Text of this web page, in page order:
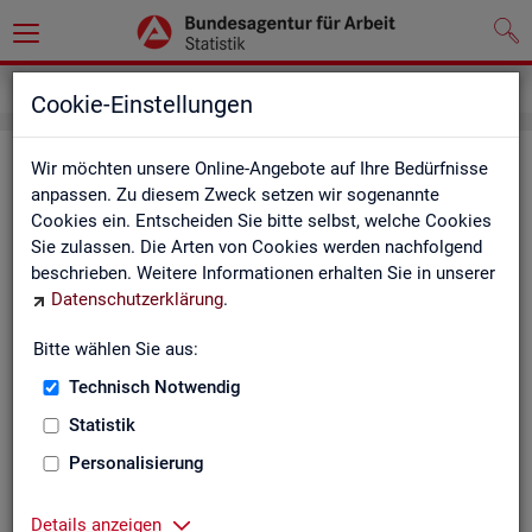
Cookie-Einstellungen
Wir möchten unsere Online-Angebote auf Ihre Bedürfnisse
anpassen. Zu diesem Zweck setzen wir sogenannte
Cookies ein. Entscheiden Sie bitte selbst, welche Cookies
Sie zulassen. Die Arten von Cookies werden nachfolgend
beschrieben. Weitere Informationen erhalten Sie in unserer
Datenschutzerklärung.
Bitte wählen Sie aus:
Technisch Notwendig
Statistik
Personalisierung
Details anzeigen
Kon­takt
Nut­zen Sie die Mög­lich­keit mit uns in Kon­takt zu tre­ten!
Sie haben Fra­gen zum An­ge­bot?
Sie be­nö­ti­gen auf Ihre Fra­ge­stel­lung zu­ge­schnit­te­ne Son­der­
Ihr Sta­tis­tik-Ser­vice hilft Ihnen wei­ter!
Zen­tra­ler Sta­tis­tik-Ser­vice